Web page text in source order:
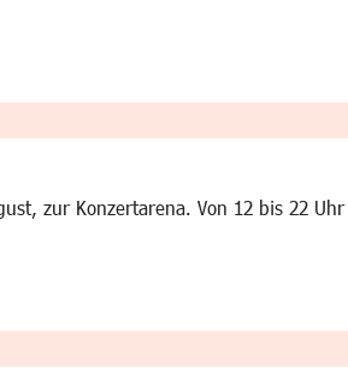
zur Konzertarena. Von 12 bis 22